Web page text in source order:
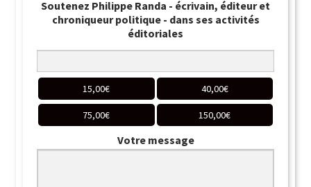
Soutenez Philippe Randa - écrivain, éditeur et
chroniqueur politique - dans ses activités
éditoriales
15,00€ 40,00€
75,00€ 150,00€
Votre message